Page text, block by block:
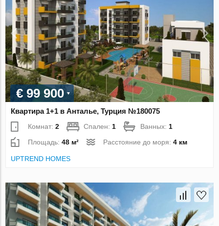
€ 99 900
Квартира 1+1 в Анталье, Турция №180075
Комнат:2 Спален: 1 Ванных: 1
Площадь:48 м² Расстояние до моря:4 км
UPTREND HOMES